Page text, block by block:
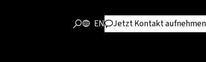
EN Jetzt Kontakt aufnehmen